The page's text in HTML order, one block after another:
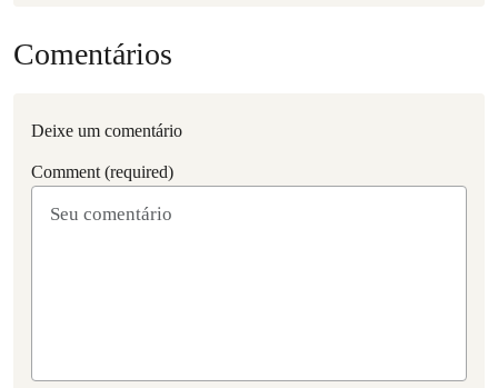
Comentários
Deixe um comentário
Comment (required)